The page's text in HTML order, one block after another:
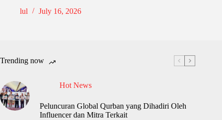
lul
July 16, 2026
Trending now
Hot News
Peluncuran Global Qurban yang Dihadiri Oleh
Influencer dan Mitra Terkait